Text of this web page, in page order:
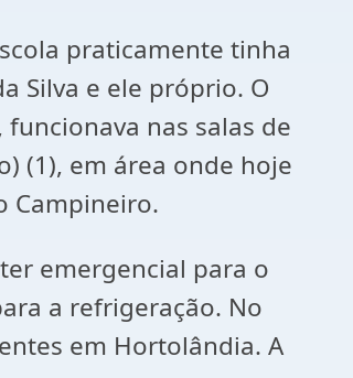
praticamente tinha
Silva e ele próprio. O
nas salas de
(1), em área onde hoje
Campineiro.
emergencial para o
a refrigeração. No
em Hortolândia. A